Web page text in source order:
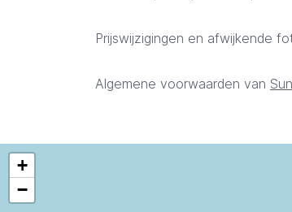
Prijswijzigingen en afwijkende
Algemene voorwaarden van
+
−